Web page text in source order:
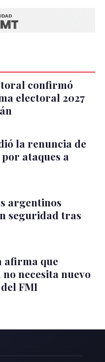
confirmó
electoral 2027
la renuncia de
ataques a
argentinos
seguridad tras
afirma que
necesita nuevo
FMI